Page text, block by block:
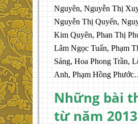
Nguyên, Nguyễn Thị
Nguyễn Thị Quyến,
Kim Quyên, Phan Thị
Lâm Ngọc Tuấn, Phạm
Sáng, Hoa Phong Trần,
Anh, Phạm Hồng
Những bài
từ năm